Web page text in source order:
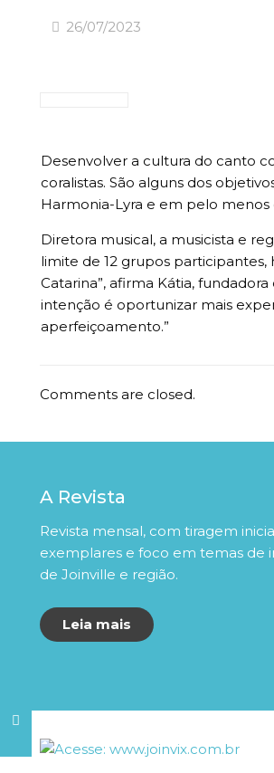
26/07/2023
Desenvolver a cultura do canto
coralistas. São alguns dos
Harmonia-Lyra e em pelo menos
Diretora musical, a musicista e
limite de 12 grupos
Catarina”, afirma Kátia,
intenção é oportunizar mais
aperfeiçoamento.”
Comments are closed.
A Revista
Revista mensal, com tiragem
exemplares e foco em temas de
de Joinville e região.
Leia mais